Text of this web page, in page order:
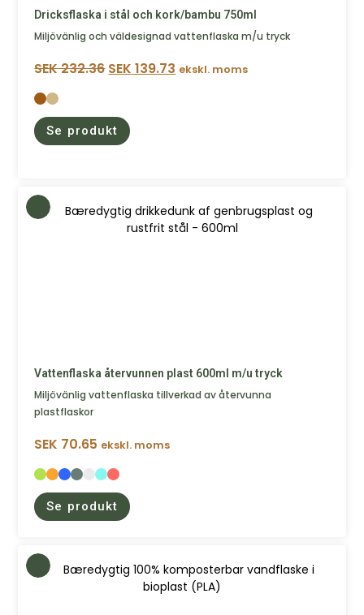
Dricksflaska i stål och kork/bambu 750ml
Miljövänlig och väldesignad vattenflaska m/u tryck
SEK232.36 SEK 139.73 ekskl. moms
Se produkt
Vattenflaska återvunnen plast 600ml m/u tryck
Miljövänlig vattenflaska tillverkad av återvunna
plastflaskor
SEK 70.65 ekskl. moms
Se produkt